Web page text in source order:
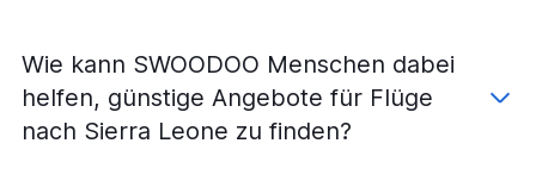
Wie kann SWOODOO Menschen dabei
helfen, günstige Angebote für Flüge
nach Sierra Leone zu finden?